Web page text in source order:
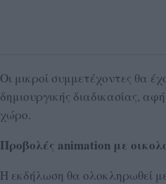
Οι μικροί συμμετέχοντες θα
δημιουργικής διαδικασίας,
χώρο.
Προβολές animation με
Η εκδήλωση θα ολοκληρωθεί